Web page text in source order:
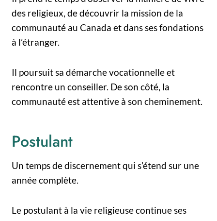
des religieux, de découvrir la mission de la
communauté au Canada et dans ses fondations
à l’étranger.
Il poursuit sa démarche vocationnelle et
rencontre un conseiller. De son côté, la
communauté est attentive à son cheminement.
Postulant
Un temps de discernement qui s’étend sur une
année complète.
Le postulant à la vie religieuse continue ses